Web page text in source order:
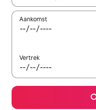
Aankomst
Vertrek